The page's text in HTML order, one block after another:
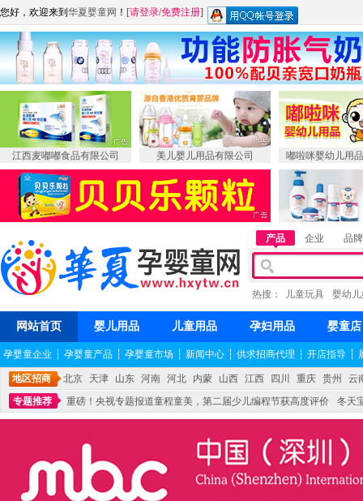
您好，欢迎来到 华夏婴童网 ！ [请登录/免费注册]
江西麦嘟嘟食品有限公司 美儿婴儿用品有限公司 嘟啦咪婴幼儿用
产品 企业 品牌
热搜： 儿童玩具 婴幼
网站首页 婴儿用品 儿童用品 孕妇用品 婴童店
孕婴童企业 ┆ 孕婴童产品 ┆ 孕婴童市场 ┆ 新闻中心 ┆ 供求招商代理 ┆ 开店指导 ┆
地区招商 北京 天津 山东 河南 河北 内蒙 山西 江西 四川 重庆 贵州
云
专题推荐
重磅！央视专题报道童程童美，第二届少儿编程节获高度评价
冬天
不能再单纯地销售产品,而要向增强服务转型,毕竟母婴产品比较特殊。”
妇幼广场